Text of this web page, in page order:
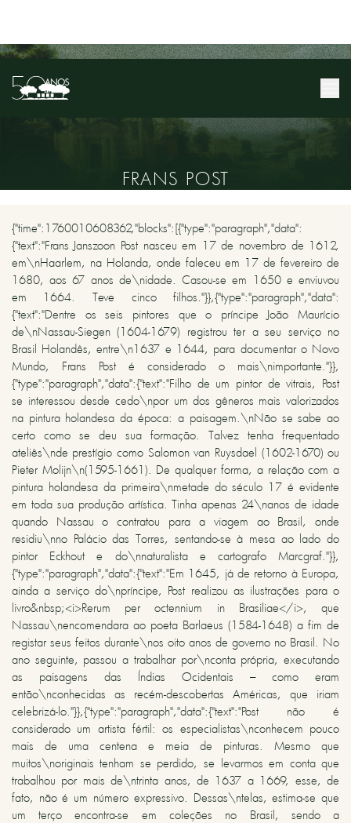
FRANS POST
{"time":1760010608362,"blocks":[{"type":"paragraph","data":
{"text":"Frans Janszoon Post nasceu em 17 de novembro de 1612,
em\nHaarlem, na Holanda, onde faleceu em 17 de fevereiro de
1680, aos 67 anos de\nidade. Casou-se em 1650 e enviuvou
em 1664. Teve cinco filhos."}},{"type":"paragraph","data":
{"text":"Dentre os seis pintores que o príncipe João Maurício
de\nNassau-Siegen (1604-1679) registrou ter a seu serviço no
Brasil Holandês, entre\n1637 e 1644, para documentar o Novo
Mundo, Frans Post é considerado o mais\nimportante."}},
{"type":"paragraph","data":{"text":"Filho de um pintor de vitrais, Post
se interessou desde cedo\npor um dos gêneros mais valorizados
na pintura holandesa da época: a paisagem.\nNão se sabe ao
certo como se deu sua formação. Talvez tenha frequentado
ateliês\nde prestígio como Salomon van Ruysdael (1602-1670) ou
Pieter Molijn\n(1595-1661). De qualquer forma, a relação com a
pintura holandesa da primeira\nmetade do século 17 é evidente
em toda sua produção artística. Tinha apenas 24\nanos de idade
quando Nassau o contratou para a viagem ao Brasil, onde
residiu\nno Palácio das Torres, sentando-se à mesa ao lado do
pintor Eckhout e do\nnaturalista e cartografo Marcgraf."}},
{"type":"paragraph","data":{"text":"Em 1645, já de retorno à Europa,
ainda a serviço do\npríncipe, Post realizou as ilustrações para o
livro&nbsp;<i>Rerum per octennium in Brasiliae</i>, que
Nassau\nencomendara ao poeta Barlaeus (1584-1648) a fim de
registar seus feitos durante\nos oito anos de governo no Brasil. No
ano seguinte, passou a trabalhar por\nconta própria, executando
as paisagens das Índias Ocidentais – como eram
então\nconhecidas as recém-descobertas Américas, que iriam
celebrizá-lo."}},{"type":"paragraph","data":{"text":"Post não é
considerado um artista fértil: os especialistas\nconhecem pouco
mais de uma centena e meia de pinturas. Mesmo que
muitos\noriginais tenham se perdido, se levarmos em conta que
trabalhou por mais de\ntrinta anos, de 1637 a 1669, esse, de
fato, não é um número expressivo. Dessas\ntelas, estima-se que
um terço encontra-se em coleções no Brasil, sendo a